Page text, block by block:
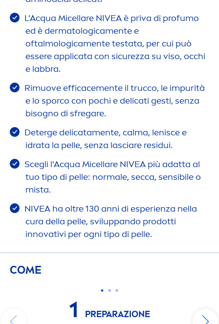
L'Acqua Micellare NIVEAè priva di profumo
ed è dermatologicamente e
oftalmologicamente testata, per cui può
essere applicata con sicurezza su viso, occhi
e labbra.
Rimuove efficacemente il trucco, le impurità
e lo sporco con pochi e delicati gesti, senza
bisogno di sfregare.
Deterge delicatamente, calma, lenisce e
idrata la pelle, senza lasciare residui.
Scegli l'Acqua Micellare NIVEA più adatta al
tuo tipo di pelle: normale, secca, sensibile o
mista.
NIVEA ha oltre 130 anni di esperienza nella
cura della pelle, sviluppando prodotti
innovativi per ogni tipo di pelle.
COME
1
PREPARAZIONE